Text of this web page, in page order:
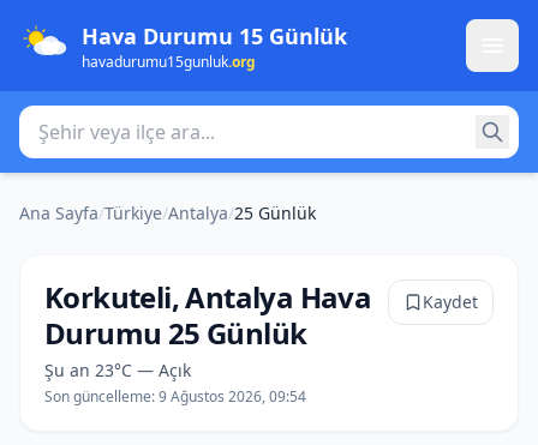
Hava Durumu 15 Günlük
havadurumu15gunluk.org
Şehir veya ilçe ara
Ana Sayfa/Türkiye/Antalya/25 Günlük
Korkuteli, Antalya Hava
Durumu 25 Günlük
Şu an 23°C — Açık
Son güncelleme:9 Ağustos 2026, 09:54
Kaydet